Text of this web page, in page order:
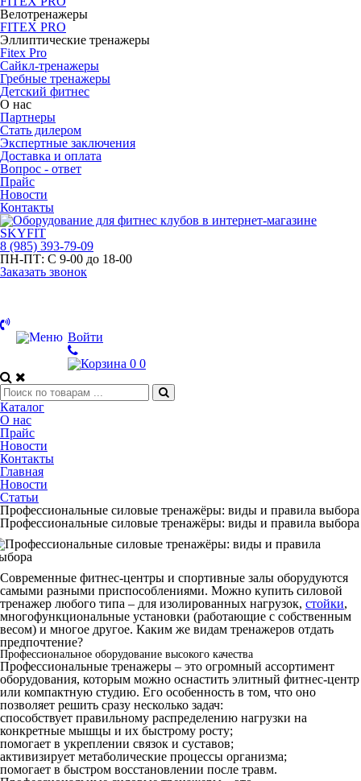
Велотренажеры
FITEX PRO
Эллиптические тренажеры
Fitex Pro
Сайкл-тренажеры
Гребные тренажеры
Детский фитнес
О нас
Партнеры
Стать дилером
Экспертные заключения
Доставка и оплата
Вопрос - ответ
Прайс
Новости
Контакты
8 (985) 393-79-09
ПН-ПТ: С 9-00 до 18-00
Заказать звонок
Войти
0 0
Каталог
О нас
Прайс
Новости
Контакты
Главная
Новости
Статьи
Профессиональные силовые тренажёры: виды и правила выбора
Профессиональные силовые тренажёры: виды и правила выбора
Современные фитнес-центры и спортивные залы оборудуются
самыми разными приспособлениями. Можно купить силовой
тренажер любого типа – для изолированных нагрузок, стойки,
многофункциональные установки (работающие с собственным
весом) и многое другое. Каким же видам тренажеров отдать
предпочтение?
Профессиональное оборудование высокого качества
Профессиональные тренажеры – это огромный ассортимент
оборудования, которым можно оснастить элитный фитнес-центр
или компактную студию. Его особенность в том, что оно
позволяет решить сразу несколько задач:
способствует правильному распределению нагрузки на
конкретные мышцы и их быстрому росту;
помогает в укреплении связок и суставов;
активизирует метаболические процессы организма;
помогает в быстром восстановлении после травм.